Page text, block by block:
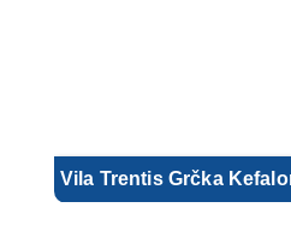
Vila Trentis Grčka